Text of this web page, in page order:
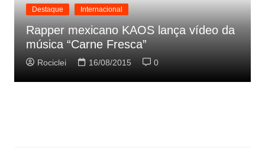
Destaque Internacional
Rapper mexicano KAOS lança vídeo da
música “Carne Fresca”
Rociclei 16/08/2015 0